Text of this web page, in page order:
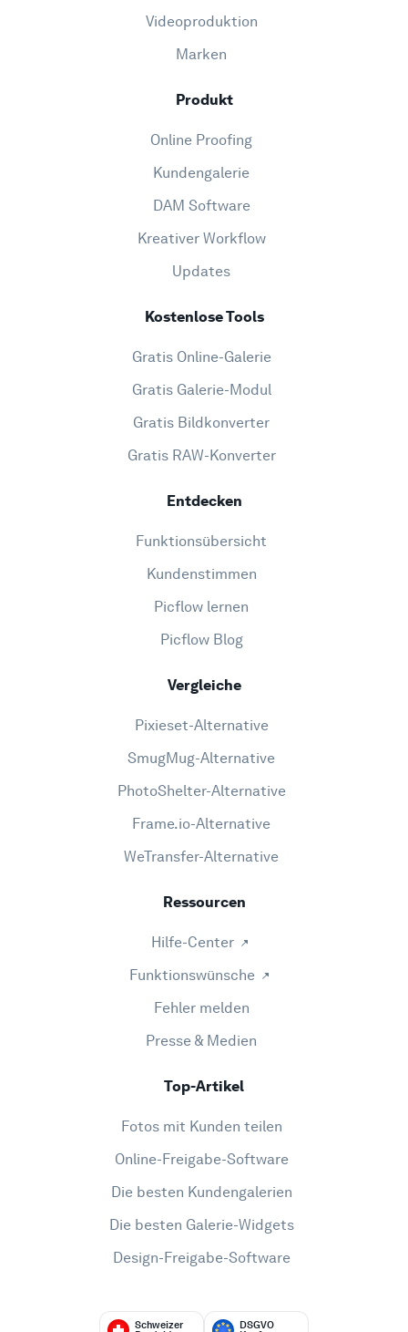
Videoproduktion
Marken
Produkt
Online Proofing
Kundengalerie
DAM Software
Kreativer Workflow
Updates
Kostenlose Tools
Gratis Online-Galerie
Gratis Galerie-Modul
Gratis Bildkonverter
Gratis RAW-Konverter
Entdecken
Funktionsübersicht
Kundenstimmen
Picflow lernen
Picflow Blog
Vergleiche
Pixieset-Alternative
SmugMug-Alternative
PhotoShelter-Alternative
Frame.io-Alternative
WeTransfer-Alternative
Ressourcen
Hilfe-Center
Funktionswünsche
Fehler melden
Presse & Medien
Top-Artikel
Fotos mit Kunden teilen
Online-Freigabe-Software
Die besten Kundengalerien
Die besten Galerie-Widgets
Design-Freigabe-Software
Schweizer DSGVO